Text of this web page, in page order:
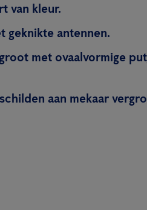
van kleur.
geknikte antennen.
met ovaalvormige
aan mekaar